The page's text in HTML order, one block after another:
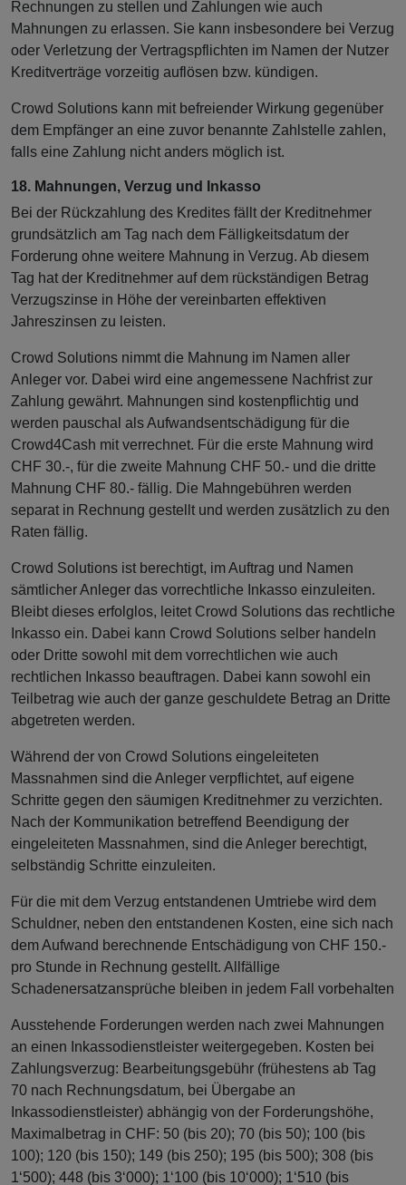
Rechnungen zu stellen und Zahlungen wie auch
Mahnungen zu erlassen. Sie kann insbesondere bei Verzug
oder Verletzung der Vertragspflichten im Namen der Nutzer
Kreditverträge vorzeitig auflösen bzw. kündigen.
Crowd Solutions kann mit befreiender Wirkung gegenüber
dem Empfänger an eine zuvor benannte Zahlstelle zahlen,
falls eine Zahlung nicht anders möglich ist.
18. Mahnungen, Verzug und Inkasso
Bei der Rückzahlung des Kredites fällt der Kreditnehmer
grundsätzlich am Tag nach dem Fälligkeitsdatum der
Forderung ohne weitere Mahnung in Verzug. Ab diesem
Tag hat der Kreditnehmer auf dem rückständigen Betrag
Verzugszinse in Höhe der vereinbarten effektiven
Jahreszinsen zu leisten.
Crowd Solutions nimmt die Mahnung im Namen aller
Anleger vor. Dabei wird eine angemessene Nachfrist zur
Zahlung gewährt. Mahnungen sind kostenpflichtig und
werden pauschal als Aufwandsentschädigung für die
Crowd4Cash mit verrechnet. Für die erste Mahnung wird
CHF 30.-, für die zweite Mahnung CHF 50.- und die dritte
Mahnung CHF 80.- fällig. Die Mahngebühren werden
separat in Rechnung gestellt und werden zusätzlich zu den
Raten fällig.
Crowd Solutions ist berechtigt, im Auftrag und Namen
sämtlicher Anleger das vorrechtliche Inkasso einzuleiten.
Bleibt dieses erfolglos, leitet Crowd Solutions das rechtliche
Inkasso ein. Dabei kann Crowd Solutions selber handeln
oder Dritte sowohl mit dem vorrechtlichen wie auch
rechtlichen Inkasso beauftragen. Dabei kann sowohl ein
Teilbetrag wie auch der ganze geschuldete Betrag an Dritte
abgetreten werden.
Während der von Crowd Solutions eingeleiteten
Massnahmen sind die Anleger verpflichtet, auf eigene
Schritte gegen den säumigen Kreditnehmer zu verzichten.
Nach der Kommunikation betreffend Beendigung der
eingeleiteten Massnahmen, sind die Anleger berechtigt,
selbständig Schritte einzuleiten.
Für die mit dem Verzug entstandenen Umtriebe wird dem
Schuldner, neben den entstandenen Kosten, eine sich nach
dem Aufwand berechnende Entschädigung von CHF 150.-
pro Stunde in Rechnung gestellt. Allfällige
Schadenersatzansprüche bleiben in jedem Fall vorbehalten
Ausstehende Forderungen werden nach zwei Mahnungen
an einen Inkassodienstleister weitergegeben. Kosten bei
Zahlungsverzug: Bearbeitungsgebühr (frühestens ab Tag
70 nach Rechnungsdatum, bei Übergabe an
Inkassodienstleister) abhängig von der Forderungshöhe,
Maximalbetrag in CHF: 50 (bis 20); 70 (bis 50); 100 (bis
100); 120 (bis 150); 149 (bis 250); 195 (bis 500); 308 (bis
1‘500); 448 (bis 3‘000); 1‘100 (bis 10‘000); 1‘510 (bis